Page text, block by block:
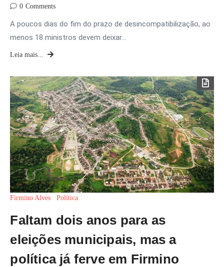
0 Comments
A poucos dias do fim do prazo de desincompatibilização, ao
menos 18 ministros devem deixar…
Leia mais...
Firmino Alves Política
Faltam dois anos para as
eleições municipais, mas a
política já ferve em Firmino